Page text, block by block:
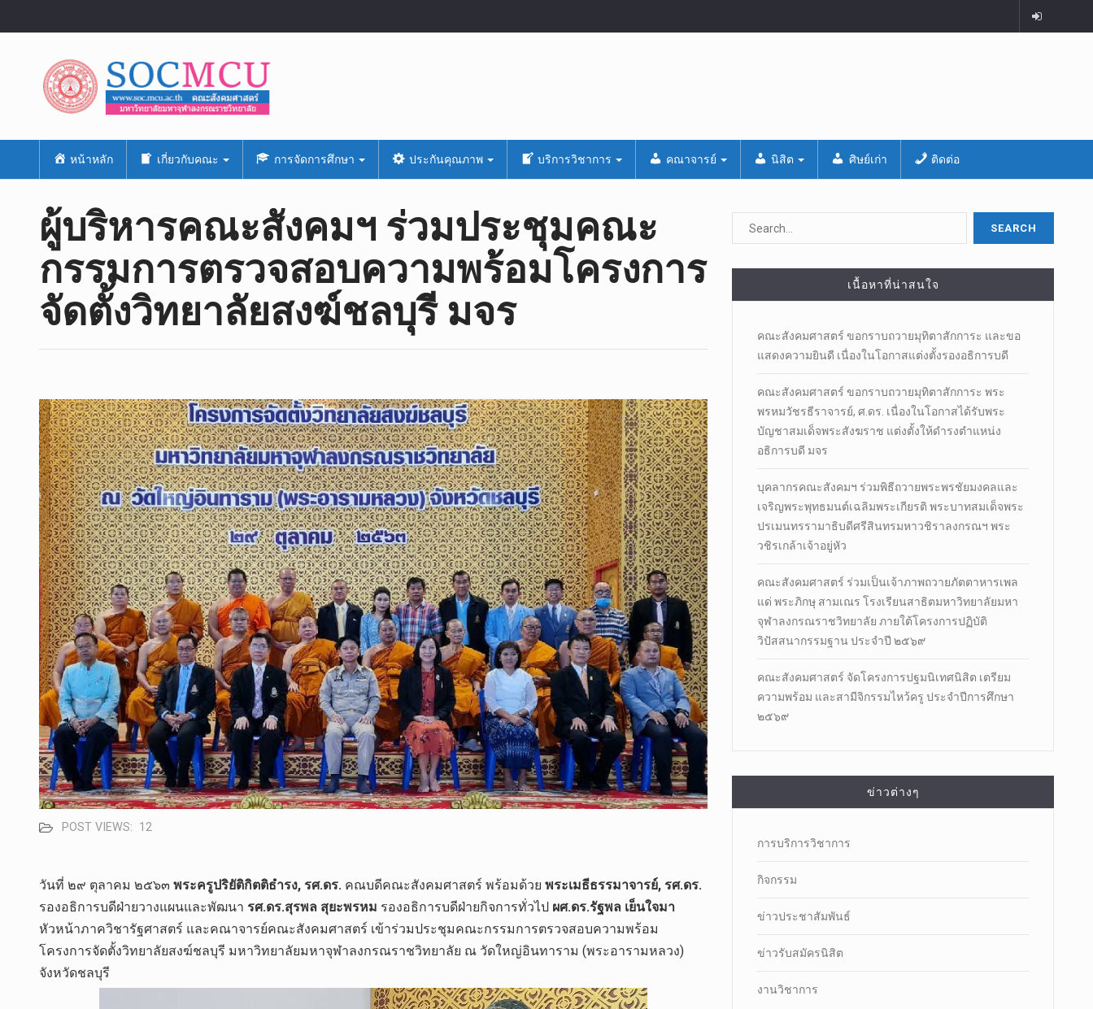
หน้าหลัก เกี่ยวกับคณะ การจัดการศึกษา ประกันคุณภาพ บริการวิชาการ คณาจารย์ นิสิต ศิษย์เก่า ติดต่อ
ผู้บริหารคณะสังคมฯ ร่วม​ประชุมคณะ
กรรมการตรวจสอบความพร้อมโครงการ
จัดตั้งวิทยาลัยสงฆ์ชลบุรี มจร
POST VIEWS: 12
วันที่​ ๒๙ ตุลาคม​ ๒๕๖๓​ พระครู​ปริยัติ​กิตติ​ธำรง, รศ.ดร.​ คณบดี​คณะ​สังคม​ศาสตร์​ พร้อมด้วย​ พระเมธี​ธ​รร​มา​จารย์, รศ.ดร.​
รอง​อธิการบดี​ฝ่าย​วางแผนและ​พัฒนา​ รศ.ดร.สุรพล​ สุ​ยะ​พรหม ​ รอง​อธิการบดี​ฝ่าย​กิจการ​ทั่วไป​ ผศ.ดร.รัฐ​พล​ เย็น​ใจมา
หัวหน้า​ภาควิชา​รัฐศาสตร์​ และคณาจารย์​คณะสังคม​ศาสตร์​ เข้าร่วม​ประชุมคณะกรรมการตรวจสอบความพร้อม
โครงการจัดตั้งวิทยาลัยสงฆ์ชลบุรี​ มหาวิทยาลัยมหาจุฬา​ลงกรณราชวิทยาลัย​ ณ วัดใหญ่อินทาราม (พระอารามหลวง)
จังหวัดชลบุรี
เนื้อหาที่น่าสนใจ
คณะสังคมศาสตร์ ขอกราบถวายมุทิตาสักการะ และขอ
แสดงความยินดี เนื่องในโอกาสแต่งตั้งรองอธิการบดี
คณะสังคมศาสตร์ ขอกราบถวายมุทิตาสักการะ พระ
พรหมวัชรธีราจารย์, ศ.ดร. เนื่องในโอกาสได้รับพระ
บัญชาสมเด็จพระสังฆราช แต่งตั้งให้ดำรงตำแหน่ง
อธิการบดี มจร
บุคลากรคณะสังคมฯ ร่วมพิธีถวายพระพรชัยมงคลและ
เจริญพระพุทธมนต์เฉลิมพระเกียรติ พระบาทสมเด็จพระ
ปรเมนทรรามาธิบดีศรีสินทรมหาวชิราลงกรณฯ พระ
วชิรเกล้าเจ้าอยู่หัว
คณะสังคมศาสตร์ ร่วมเป็นเจ้าภาพถวายภัตตาหารเพล
แด่ พระภิกษุ สามเณร โรงเรียนสาธิตมหาวิทยาลัยมหา
จุฬาลงกรณราชวิทยาลัย ภายใต้โครงการปฏิบัติ
วิปัสสนากรรมฐาน ประจำปี ๒๕๖๙
คณะสังคมศาสตร์ จัดโครงการปฐมนิเทศนิสิต เตรียม
ความพร้อม และสามีจิกรรมไหว้ครู ประจำปีการศึกษา
๒๕๖๙
ข่าวต่างๆ
การบริการวิชาการ
กิจกรรม
ข่าวประชาสัมพันธ์
ข่าวรับสมัครนิสิต
งานวิชาการ